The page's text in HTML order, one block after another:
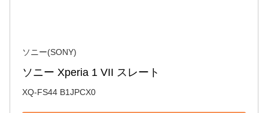
ソニー(SONY)
ソニー Xperia 1 VII スレート
XQ-FS44 B1JPCX0